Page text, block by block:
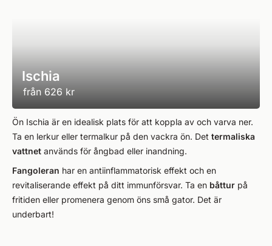
Ischia
från 626 kr
Ön Ischia är en idealisk plats för att koppla av och varva ner.
Ta en lerkur eller termalkur på den vackra ön. Det termaliska
vattnet används för ångbad eller inandning.
Fangoleran har en antiinflammatorisk effekt och en
revitaliserande effekt på ditt immunförsvar. Ta en båttur på
fritiden eller promenera genom öns små gator. Det är
underbart!